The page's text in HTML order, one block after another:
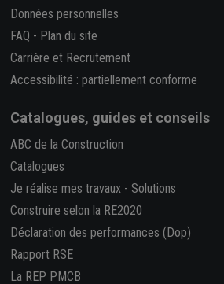
Données personnelles
FAQ - Plan du site
Carrière et Recrutement
Accessibilité : partiellement conforme
Catalogues, guides et conseils
ABC de la Construction
Catalogues
Je réalise mes travaux - Solutions
Construire selon la RE2020
Déclaration des performances (Dop)
Rapport RSE
La REP PMCB